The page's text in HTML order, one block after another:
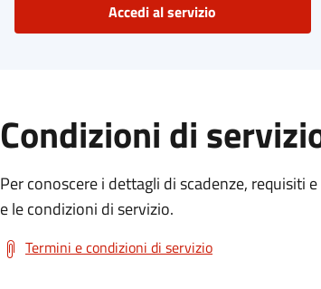
Accedi al servizio
Condizioni di
Per conoscere i dettagli di scadenze,
e le condizioni di servizio.
Termini e condizioni di servizio